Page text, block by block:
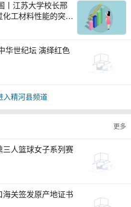
丨江苏大学校长邢
工材料性能的突破
生态
华世纪坛 演绎红色
入精河县频道
更多
三人篮球女子系列赛
海关签发原产地证书